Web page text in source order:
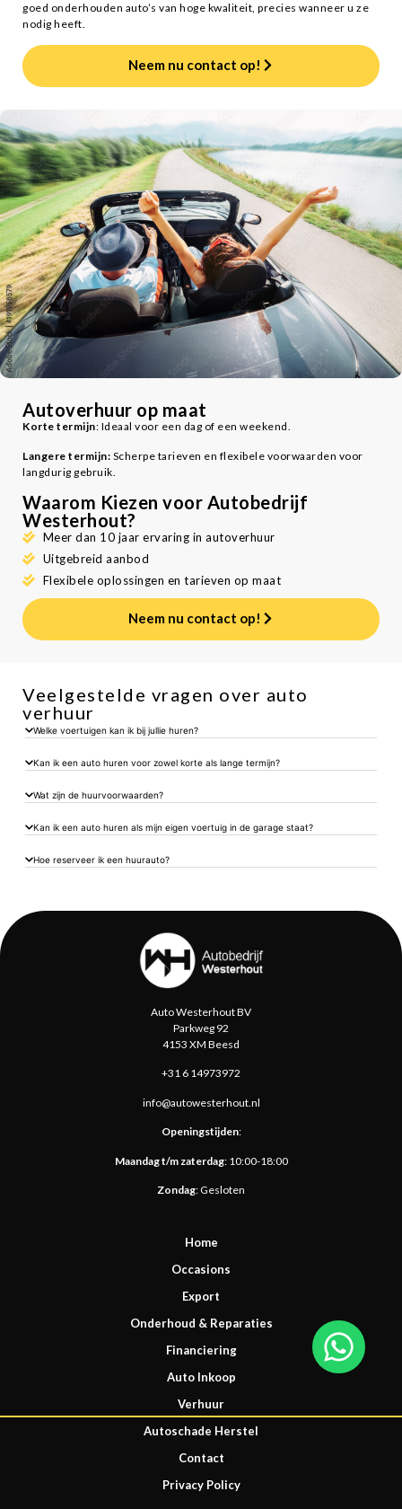
goed onderhouden auto’s van hoge kwaliteit, precies wanneer u ze
nodig heeft.
Neem nu contact op!
Autoverhuur op maat
Korte termijn: Ideaal voor een dag of een weekend.
Langere termijn: Scherpe tarieven en flexibele voorwaarden voor
langdurig gebruik.
Waarom Kiezen voor Autobedrijf
Westerhout?
Meer dan 10 jaar ervaring in autoverhuur
Uitgebreid aanbod
Flexibele oplossingen en tarieven op maat
Neem nu contact op!
Veelgestelde vragen over auto
verhuur
Welke voertuigen kan ik bij jullie huren?
Kan ik een auto huren voor zowel korte als lange termijn?
Wat zijn de huurvoorwaarden?
Kan ik een auto huren als mijn eigen voertuig in de garage staat?
Hoe reserveer ik een huurauto?
Auto Westerhout BV
Parkweg 92
4153 XM Beesd
+31 6 14973972
info@autowesterhout.nl
Openingstijden​:
Maandag t/m zaterdag: 10:00-18:00
Zondag: Gesloten
Home
Occasions
Export
Onderhoud & Reparaties
Financiering
Auto Inkoop
Verhuur
Autoschade Herstel
Contact
Privacy Policy